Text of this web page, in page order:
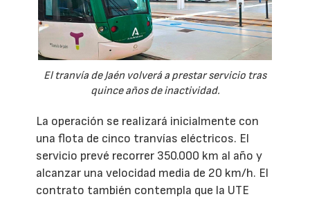
El tranvía de Jaén volverá a prestar servicio tras
quince años de inactividad.
La operación se realizará inicialmente con
una flota de cinco tranvías eléctricos. El
servicio prevé recorrer 350.000 km al año y
alcanzar una velocidad media de 20 km/h. El
contrato también contempla que la UTE